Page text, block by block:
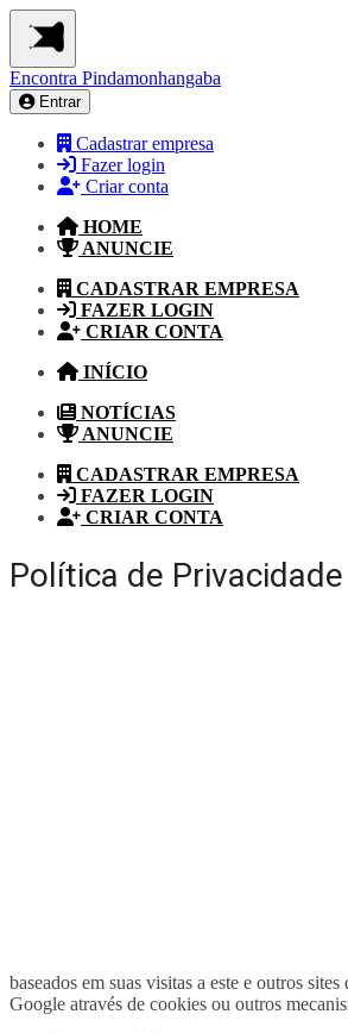
Encontra Pindamonhangaba
Entrar
Cadastrar empresa
Fazer login
Criar conta
HOME
ANUNCIE
CADASTRAR EMPRESA
FAZER LOGIN
CRIAR CONTA
INÍCIO
NOTÍCIAS
ANUNCIE
CADASTRAR EMPRESA
FAZER LOGIN
CRIAR CONTA
Política de Privacidade
baseados em suas visitas a este e outros
Google através de cookies ou outros